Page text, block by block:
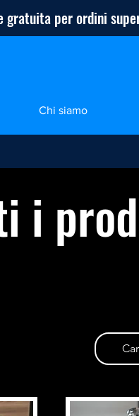
Chi siamo
gratuita per ordini
i